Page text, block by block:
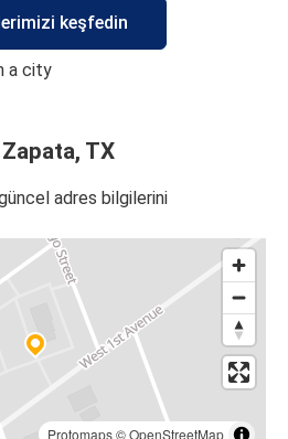
keşfedin
TX
adres bilgilerini
Protomaps©OpenStreetMap